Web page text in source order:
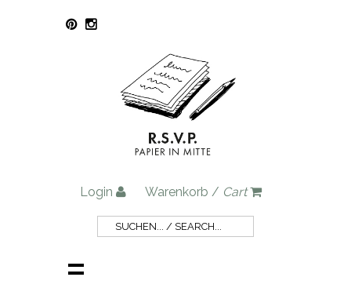
Login Warenkorb / Cart